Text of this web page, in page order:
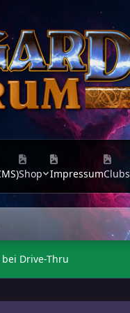
Shop ImpressumClubs
Drive-Thru